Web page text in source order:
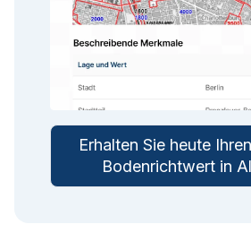
Erhalten Sie heute
Bodenrichtwert in